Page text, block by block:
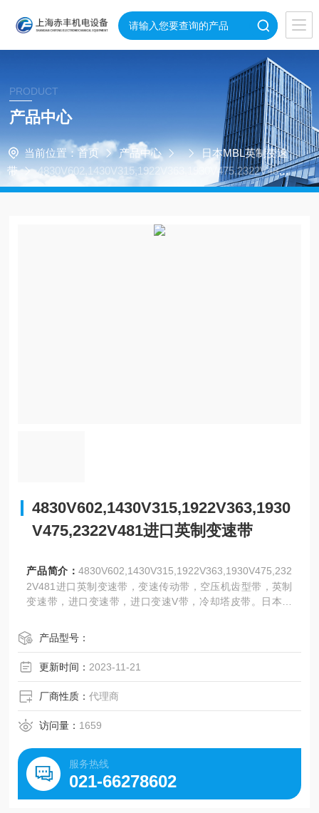
PRODUCT
产品中心
当前位置： 首页 产品中心
日本MBL英制变速
带
4830V602,1430V315,1922V363,1930V475,2322V481
进口英制变速带
4830V602,1430V315,1922V363,1930
V475,2322V481进口英制变速带
产品简介：4830V602,1430V315,1922V363,1930V475,232
2V481进口英制变速带，变速传动带，空压机齿型带，英制
变速带，进口变速带，进口变速V带，冷却塔皮带。日本三
区总代理，同步带，高强度保力强同步带。
产品型号：
更新时间： 2023-11-21
厂商性质：代理商
访问量： 1659
服务热线
021-66278602